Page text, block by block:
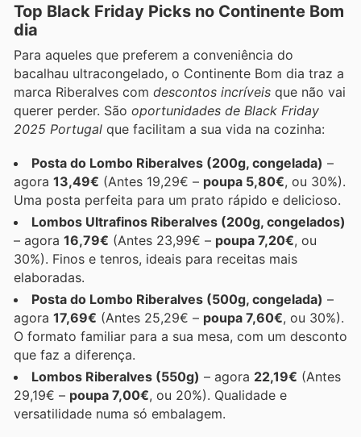
Top Black Friday Picks no Continente Bom
dia
Para aqueles que preferem a conveniência do
bacalhau ultracongelado, o Continente Bom dia traz a
marca Riberalves com descontos incríveis que não vai
querer perder. São oportunidades de Black Friday
2025 Portugal que facilitam a sua vida na cozinha:
Posta do Lombo Riberalves (200g, congelada) –
agora 13,49€ (Antes 19,29€ – poupa 5,80€, ou 30%).
Uma posta perfeita para um prato rápido e delicioso.
Lombos Ultrafinos Riberalves (200g, congelados)
– agora 16,79€ (Antes 23,99€ – poupa 7,20€, ou
30%). Finos e tenros, ideais para receitas mais
elaboradas.
Posta do Lombo Riberalves (500g, congelada) –
agora 17,69€ (Antes 25,29€ – poupa 7,60€, ou 30%).
O formato familiar para a sua mesa, com um desconto
que faz a diferença.
Lombos Riberalves (550g) – agora 22,19€ (Antes
29,19€ – poupa 7,00€, ou 20%). Qualidade e
versatilidade numa só embalagem.